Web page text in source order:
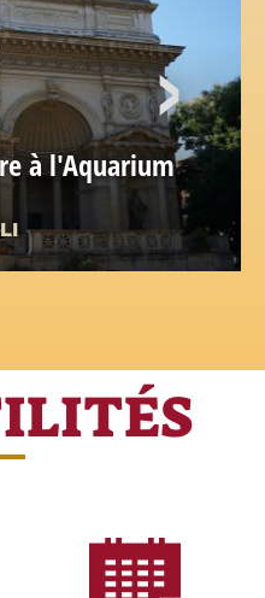
à l'Aquarium